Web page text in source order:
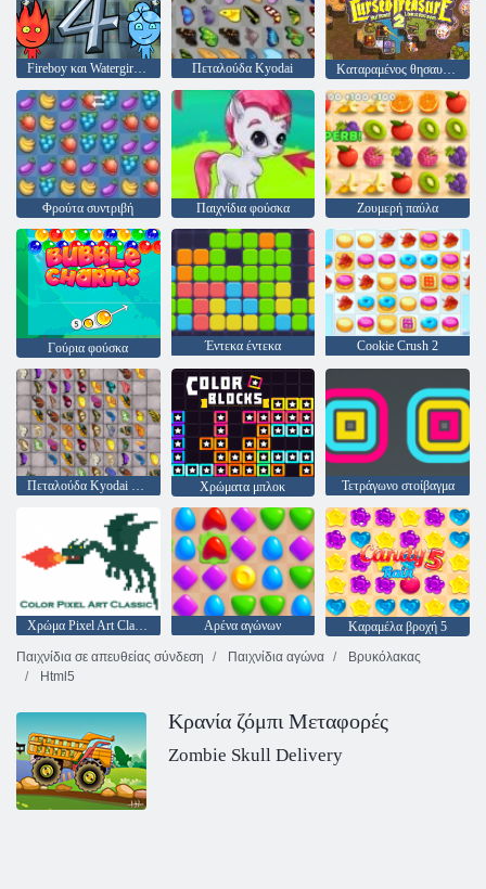
Fireboy και Watergirl 4: Crystal Temple Πεταλούδα Kyodai Καταραμένος θησαυρός 2
Φρούτα συντριβή Παιχνίδια φούσκα Ζουμερή παύλα
Γούρια φούσκα Έντεκα έντεκα Cookie Crush 2
Πεταλούδα Kyodai HD Χρώματα μπλοκ Τετράγωνο στοίβαγμα
Χρώμα Pixel Art Classic Αρένα αγώνων
Καραμέλα βροχή 5
Παιχνίδια σε απευθείας σύνδεση
Παιχνίδια αγώνα
Βρυκόλακας
Html5
Κρανία ζόμπι Μεταφορές
Zombie Skull Delivery